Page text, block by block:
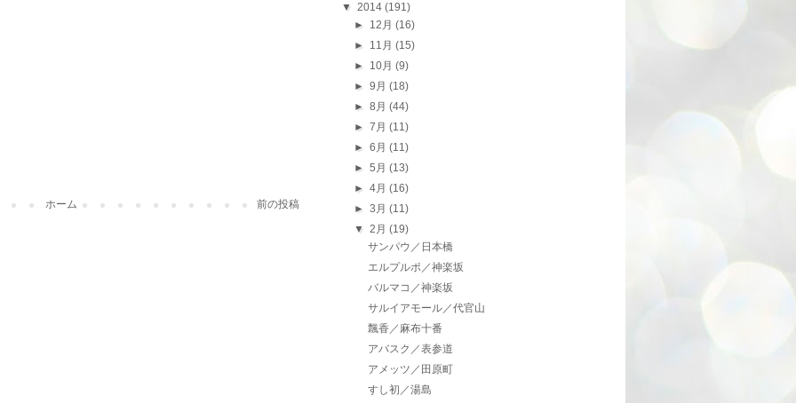
前の投稿
ホーム
▼ 2014 (191)
► 12月(16)
► 11月(15)
► 10月(9)
►9月(18)
►8月(44)
►7月(11)
►6月(11)
►5月(13)
►4月(16)
►3月(11)
▼2月(19)
サンパウ／日本橋
エルプルポ／神楽坂
バルマコ／神楽坂
サルイアモール／代官山
飄香／麻布十番
アバスク／表参道
アメッツ／田原町
すし初／湯島